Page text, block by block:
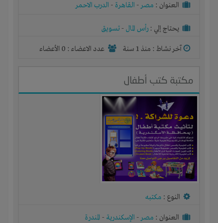
العنوان : مصر- القاهرة - الدرب الاحمر
يحتاج إلي : رأس المال - تسويق
آخر نشاط : منذ 1 سنة عدد الاعضاء : 0 الأعضاء
مكتبة كتب أطفال
النوع : مكتبه
العنوان : مصر- الإسكندرية - المندرة